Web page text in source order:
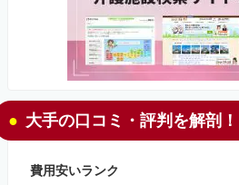
大手の口コミ・評判を解剖！
費用安いランク